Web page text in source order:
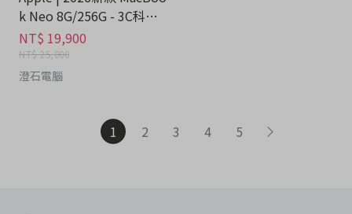
k Neo 8G/256G - 3C科技
分期
NT$ 19,900
NT$ 25,000
澄石電腦
1 2 3 4 5